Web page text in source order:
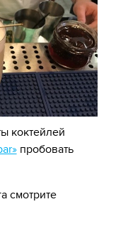
коктейлей
пробовать
смотрите